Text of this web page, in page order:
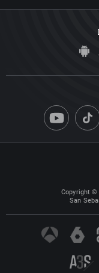
Copyright ©
San